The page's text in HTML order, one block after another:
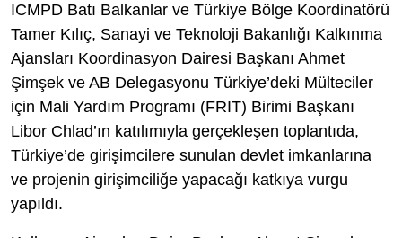
ICMPD Batı Balkanlar ve Türkiye Bölge Koordinatörü
Tamer Kılıç, Sanayi ve Teknoloji Bakanlığı Kalkınma
Ajansları Koordinasyon Dairesi Başkanı Ahmet
Şimşek ve AB Delegasyonu Türkiye’deki Mülteciler
için Mali Yardım Programı (FRIT) Birimi Başkanı
Libor Chlad’ın katılımıyla gerçekleşen toplantıda,
Türkiye’de girişimcilere sunulan devlet imkanlarına
ve projenin girişimciliğe yapacağı katkıya vurgu
yapıldı.